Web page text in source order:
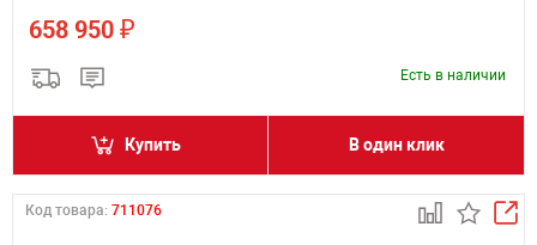
658 950 ₽
Есть в наличии
Купить В один клик
Код товара: 711076